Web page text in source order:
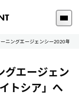
ニングエージェンシー2020年3
グエージェン
トシア」へ